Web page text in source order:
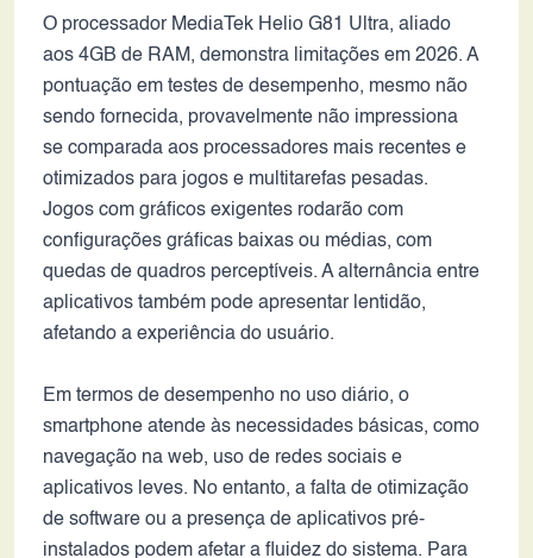
O processador MediaTek Helio G81 Ultra, aliado
aos 4GB de RAM, demonstra limitações em 2026. A
pontuação em testes de desempenho, mesmo não
sendo fornecida, provavelmente não impressiona
se comparada aos processadores mais recentes e
otimizados para jogos e multitarefas pesadas.
Jogos com gráficos exigentes rodarão com
configurações gráficas baixas ou médias, com
quedas de quadros perceptíveis. A alternância entre
aplicativos também pode apresentar lentidão,
afetando a experiência do usuário.
Em termos de desempenho no uso diário, o
smartphone atende às necessidades básicas, como
navegação na web, uso de redes sociais e
aplicativos leves. No entanto, a falta de otimização
de software ou a presença de aplicativos pré-
instalados podem afetar a fluidez do sistema. Para